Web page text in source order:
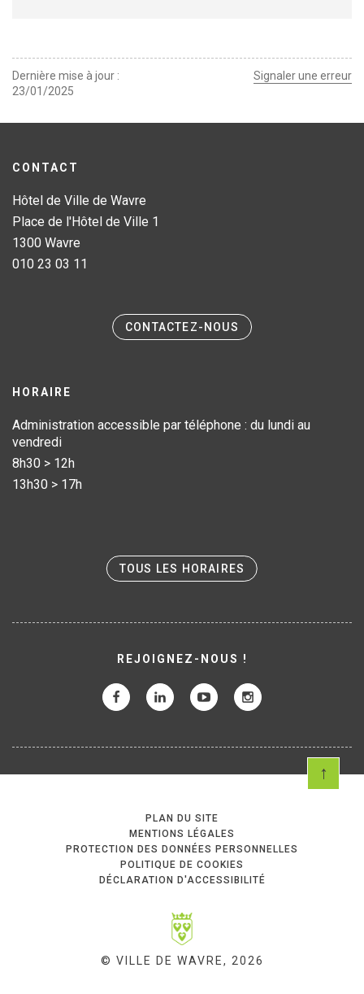
−
Dernière mise à jour
23/01/2025
Signaler une erreur
CONTACT
Hôtel de Ville de Wavre
Place de l'Hôtel de Ville 1
1300 Wavre
010 23 03 11
CONTACTEZ-NOUS
HORAIRE
Administration accessible par téléphone : du lundi au
vendredi
8h30 > 12h
13h30 > 17h
TOUS LES HORAIRES
REJOIGNEZ-NOUS !
PLAN DU SITE
MENTIONS LÉGALES
PROTECTION DES DONNÉES PERSONNELLES
POLITIQUE DE COOKIES
DÉCLARATION D'ACCESSIBILITÉ
© VILLE DE WAVRE, 2026